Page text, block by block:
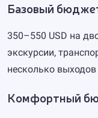
Базовый
350–550 USD на
экскурсии,
несколько
Комфортный